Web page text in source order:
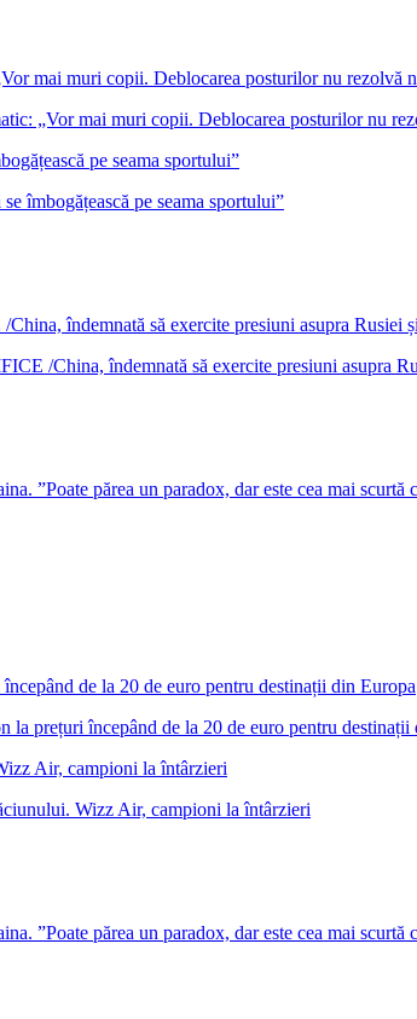
„Vor mai muri copii. Deblocarea posturilor nu
îmbogățească pe seama sportului”
/China, îndemnată să exercite presiuni asupra
”Poate părea un paradox, dar este cea mai scurtă
prețuri începând de la 20 de euro pentru destinații
Wizz Air, campioni la întârzieri
”Poate părea un paradox, dar este cea mai scurtă